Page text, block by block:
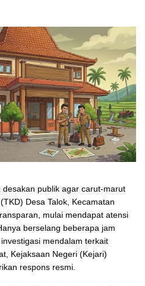
desakan publik agar carut-marut
Desa Talok, Kecamatan
mulai mendapat atensi
berselang beberapa jam
mendalam terkait
Kejaksaan Negeri (Kejari)
respons resmi.